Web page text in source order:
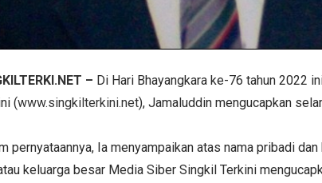
– Di Hari Bhayangkara ke-76 tahun 2022
(www.singkilterkini.net), Jamaluddin mengucapkan
pernyataannya, Ia menyampaikan atas nama pribadi
keluarga besar Media Siber Singkil Terkini